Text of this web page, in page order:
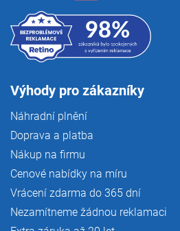
Výhody pro zákazníky
Náhradní plnění
Doprava a platba
Nákup na firmu
Cenové nabídky na míru
Vrácení zdarma do 365 dní
Nezamítneme žádnou reklamaci